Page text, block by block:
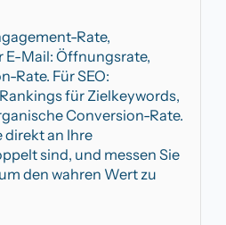
Rate,
E-Mail: Öffnungsrate,
Rate. Für SEO:
für Zielkeywords,
Conversion-Rate.
direkt an Ihre
sind, und messen Sie
den wahren Wert zu